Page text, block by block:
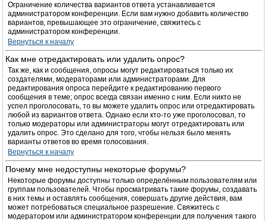
Ограничение количества вариантов ответа устанавливается
администратором конференции. Если вам нужно добавить количество
вариантов, превышающее это ограничение, свяжитесь с
администратором конференции.
Вернуться к началу
Как мне отредактировать или удалить опрос?
Так же, как и сообщения, опросы могут редактироваться только их
создателями, модераторами или администраторами. Для
редактирования опроса перейдите к редактированию первого
сообщения в теме; опрос всегда связан именно с ним. Если никто не
успел проголосовать, то вы можете удалить опрос или отредактировать
любой из вариантов ответа. Однако если кто-то уже проголосовал, то
только модераторы или администраторы могут отредактировать или
удалить опрос. Это сделано для того, чтобы нельзя было менять
варианты ответов во время голосования.
Вернуться к началу
Почему мне недоступны некоторые форумы?
Некоторые форумы доступны только определённым пользователям или
группам пользователей. Чтобы просматривать такие форумы, создавать
в них темы и оставлять сообщения, совершать другие действия, вам
может потребоваться специальное разрешение. Свяжитесь с
модератором или администратором конференции для получения такого